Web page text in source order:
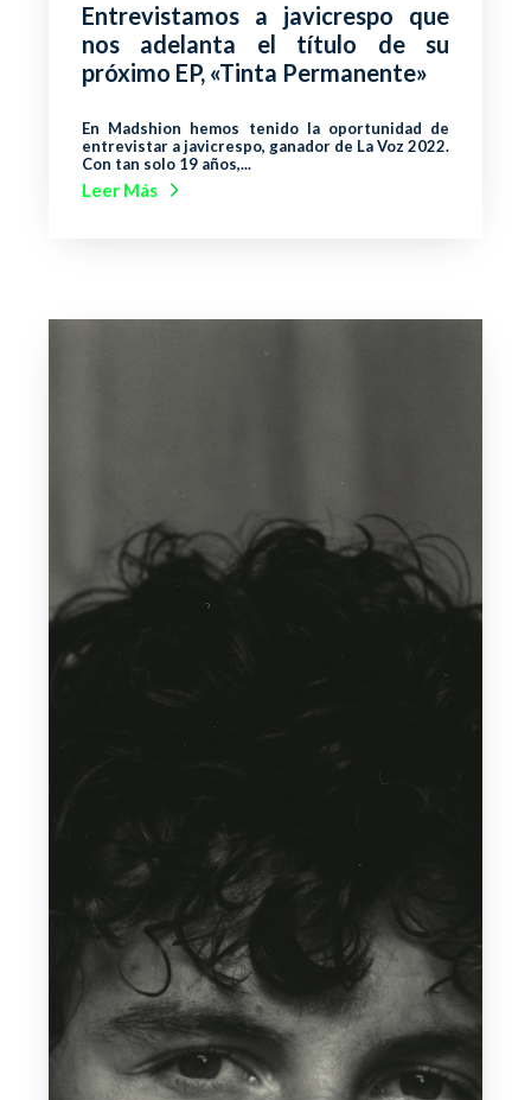
Entrevistamos a javicrespo que
nos adelanta el título de su
próximo EP, «Tinta Permanente»
En Madshion hemos tenido la oportunidad de
entrevistar a javicrespo, ganador de La Voz 2022.
Con tan solo 19 años,...
Leer Más